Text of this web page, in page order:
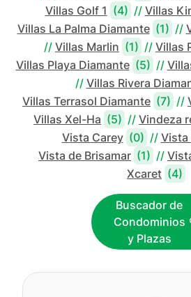
Villas Golf 1 (4) // Villas
Villas La Palma Diamante (1) //
// Villas Marlin (1) // Villas
Villas Playa Diamante (5) //
// Villas Rivera
Villas Terrasol Diamante (7) //
Villas Xel-Ha (5) // Vindeza
Vista Carey (0) // Vista
Vista de Brisamar (1) //
Xcaret (4)
Buscador de
Condominios
y Plazas